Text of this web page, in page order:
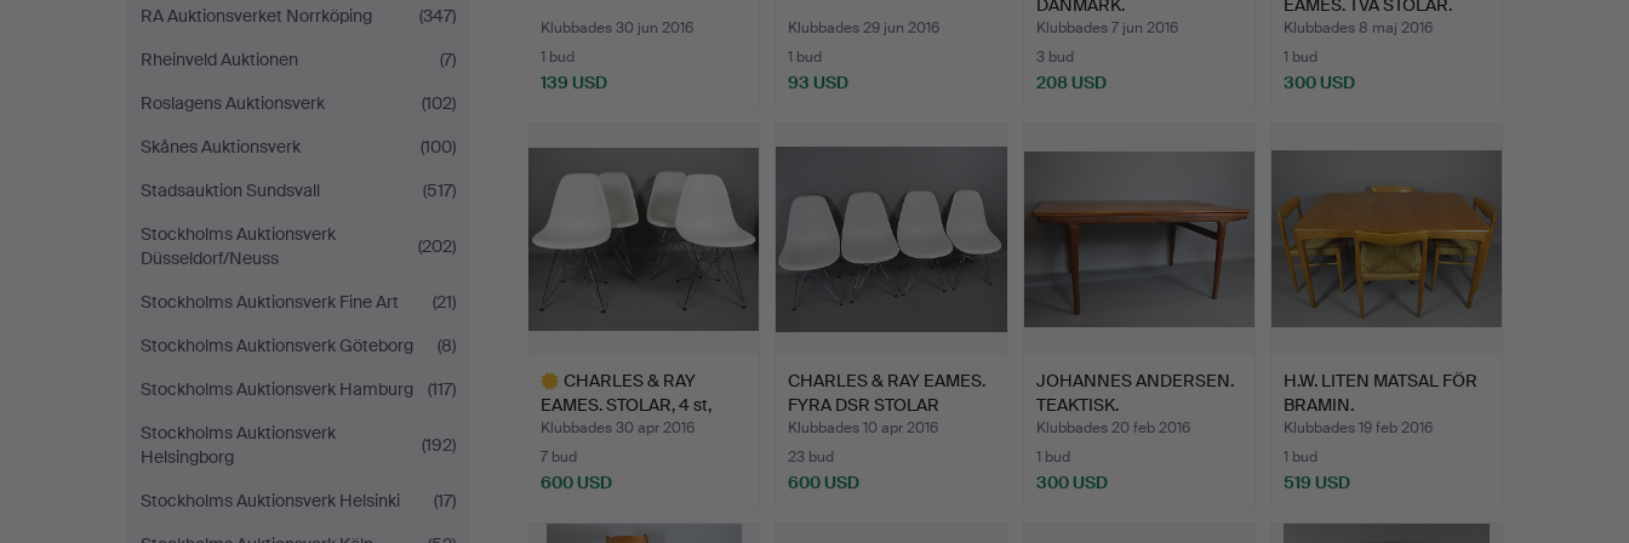
RA Auktionsverket Norrköping
(347)
Rheinveld Auktionen
(7)
Roslagens Auktionsverk
(102)
Skånes Auktionsverk
(100)
Stadsauktion Sundsvall
(517)
Stockholms Auktionsverk
Düsseldorf/Neuss
(202)
Stockholms Auktionsverk Fine Art
(21)
Stockholms Auktionsverk Göteborg
(8)
Stockholms Auktionsverk Hamburg
(117)
Stockholms Auktionsverk
Helsingborg
(192)
Stockholms Auktionsverk Helsinki
(17)
Klubbades 30 jun 2016
1 bud
139 USD
Klubbades 29 jun 2016
1 bud
93 USD
DANMARK.
Klubbades 7 jun 2016
3 bud
208 USD
EAMES. TVÅ STOLAR.
Klubbades 8 maj 2016
1 bud
300 USD
CHARLES & RAY
EAMES. STOLAR, 4 st,
DSR Vit…
Klubbades 30 apr 2016
7 bud
600 USD
CHARLES & RAY EAMES.
FYRA DSR STOLAR
VITRA.
Klubbades 10 apr 2016
23 bud
600 USD
JOHANNES ANDERSEN.
TEAKTISK.
Klubbades 20 feb 2016
1 bud
300 USD
H.W. LITEN MATSAL FÖR
BRAMIN.
Klubbades 19 feb 2016
1 bud
519 USD